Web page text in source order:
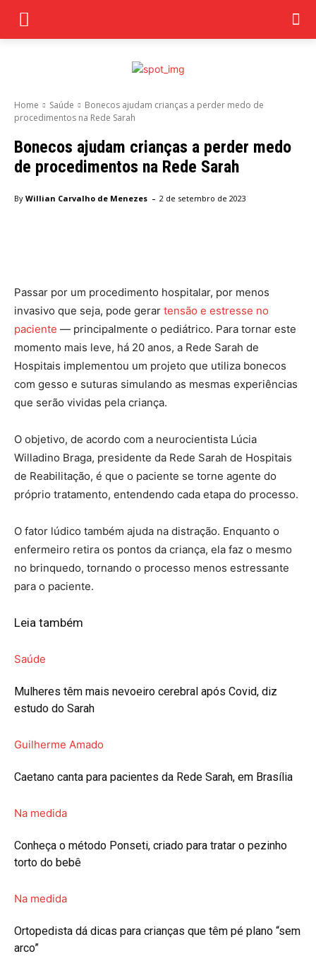
Home Saúde
Bonecos ajudam crianças a perder medo de
procedimentos na Rede Sarah
Bonecos ajudam crianças a perder medo
de procedimentos na Rede Sarah
By Willian Carvalho de Menezes - 2 de setembro de 2023
Passar por um procedimento hospitalar, por menos
invasivo que seja, pode gerar tensão e estresse no
paciente — principalmente o pediátrico. Para tornar este
momento mais leve, há 20 anos, a Rede Sarah de
Hospitais implementou um projeto que utiliza bonecos
com gesso e suturas simulando as mesmas experiências
que serão vividas pela criança.
O objetivo, de acordo com a neurocientista Lúcia
Willadino Braga, presidente da Rede Sarah de Hospitais
de Reabilitação, é que o paciente se torne agente do
próprio tratamento, entendendo cada etapa do processo.
O fator lúdico também ajuda na distração. Enquanto o
enfermeiro retira os pontos da criança, ela faz o mesmo
no brinquedo, tornando o processo menos estressante
para o paciente.
Leia também
Saúde
Mulheres têm mais nevoeiro cerebral após Covid, diz
estudo do Sarah
Guilherme Amado
Caetano canta para pacientes da Rede Sarah, em Brasília
Na medida
Conheça o método Ponseti, criado para tratar o pezinho
torto do bebê
Na medida
Ortopedista dá dicas para crianças que têm pé plano “sem
arco”